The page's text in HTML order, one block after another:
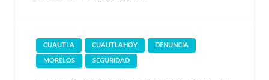
CUAUTLA CUAUTLAHOY DENUNCIA
MORELOS SEGURIDAD